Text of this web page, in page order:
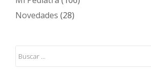
Novedades (28)